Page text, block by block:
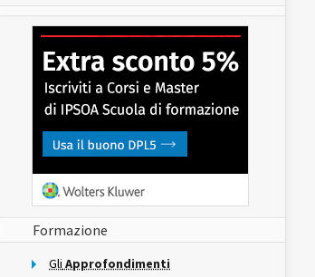
Formazione
Gli Approfondimenti